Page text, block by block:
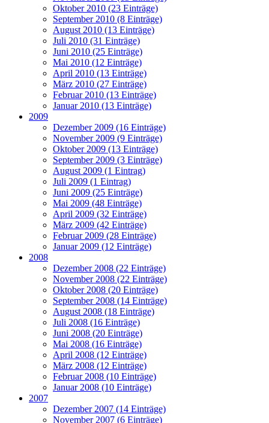
Oktober 2010 (23 Einträge)
September 2010 (8 Einträge)
August 2010 (13 Einträge)
Juli 2010 (31 Einträge)
Juni 2010 (25 Einträge)
Mai 2010 (12 Einträge)
April 2010 (13 Einträge)
März 2010 (27 Einträge)
Februar 2010 (13 Einträge)
Januar 2010 (13 Einträge)
2009
Dezember 2009 (16 Einträge)
November 2009 (9 Einträge)
Oktober 2009 (13 Einträge)
September 2009 (3 Einträge)
August 2009 (1 Eintrag)
Juli 2009 (1 Eintrag)
Juni 2009 (25 Einträge)
Mai 2009 (48 Einträge)
April 2009 (32 Einträge)
März 2009 (42 Einträge)
Februar 2009 (28 Einträge)
Januar 2009 (12 Einträge)
2008
Dezember 2008 (22 Einträge)
November 2008 (22 Einträge)
Oktober 2008 (20 Einträge)
September 2008 (14 Einträge)
August 2008 (18 Einträge)
Juli 2008 (16 Einträge)
Juni 2008 (20 Einträge)
Mai 2008 (16 Einträge)
April 2008 (12 Einträge)
März 2008 (12 Einträge)
Februar 2008 (10 Einträge)
Januar 2008 (10 Einträge)
2007
Dezember 2007 (14 Einträge)
November 2007 (6 Einträge)